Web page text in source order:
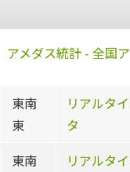
アメダス統計 - 全国
東南
東
リアルタ
タ
東南
リアルタ